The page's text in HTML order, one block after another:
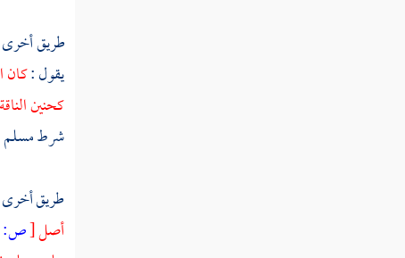
طريق
يقول :كان
كحنين
شرطمسلم
طريق
أصل[ص: